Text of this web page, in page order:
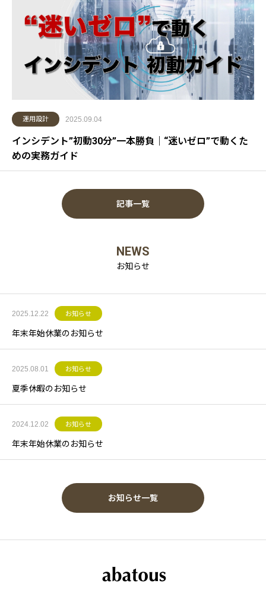
運用設計 2025.09.04
インシデント”初動30分”一本勝負｜“迷いゼロ”で動くた
めの実務ガイド
記事一覧
NEWS
お知らせ
2025.12.22 お知らせ
年末年始休業のお知らせ
2025.08.01 お知らせ
夏季休暇のお知らせ
2024.12.02 お知らせ
年末年始休業のお知らせ
お知らせ一覧